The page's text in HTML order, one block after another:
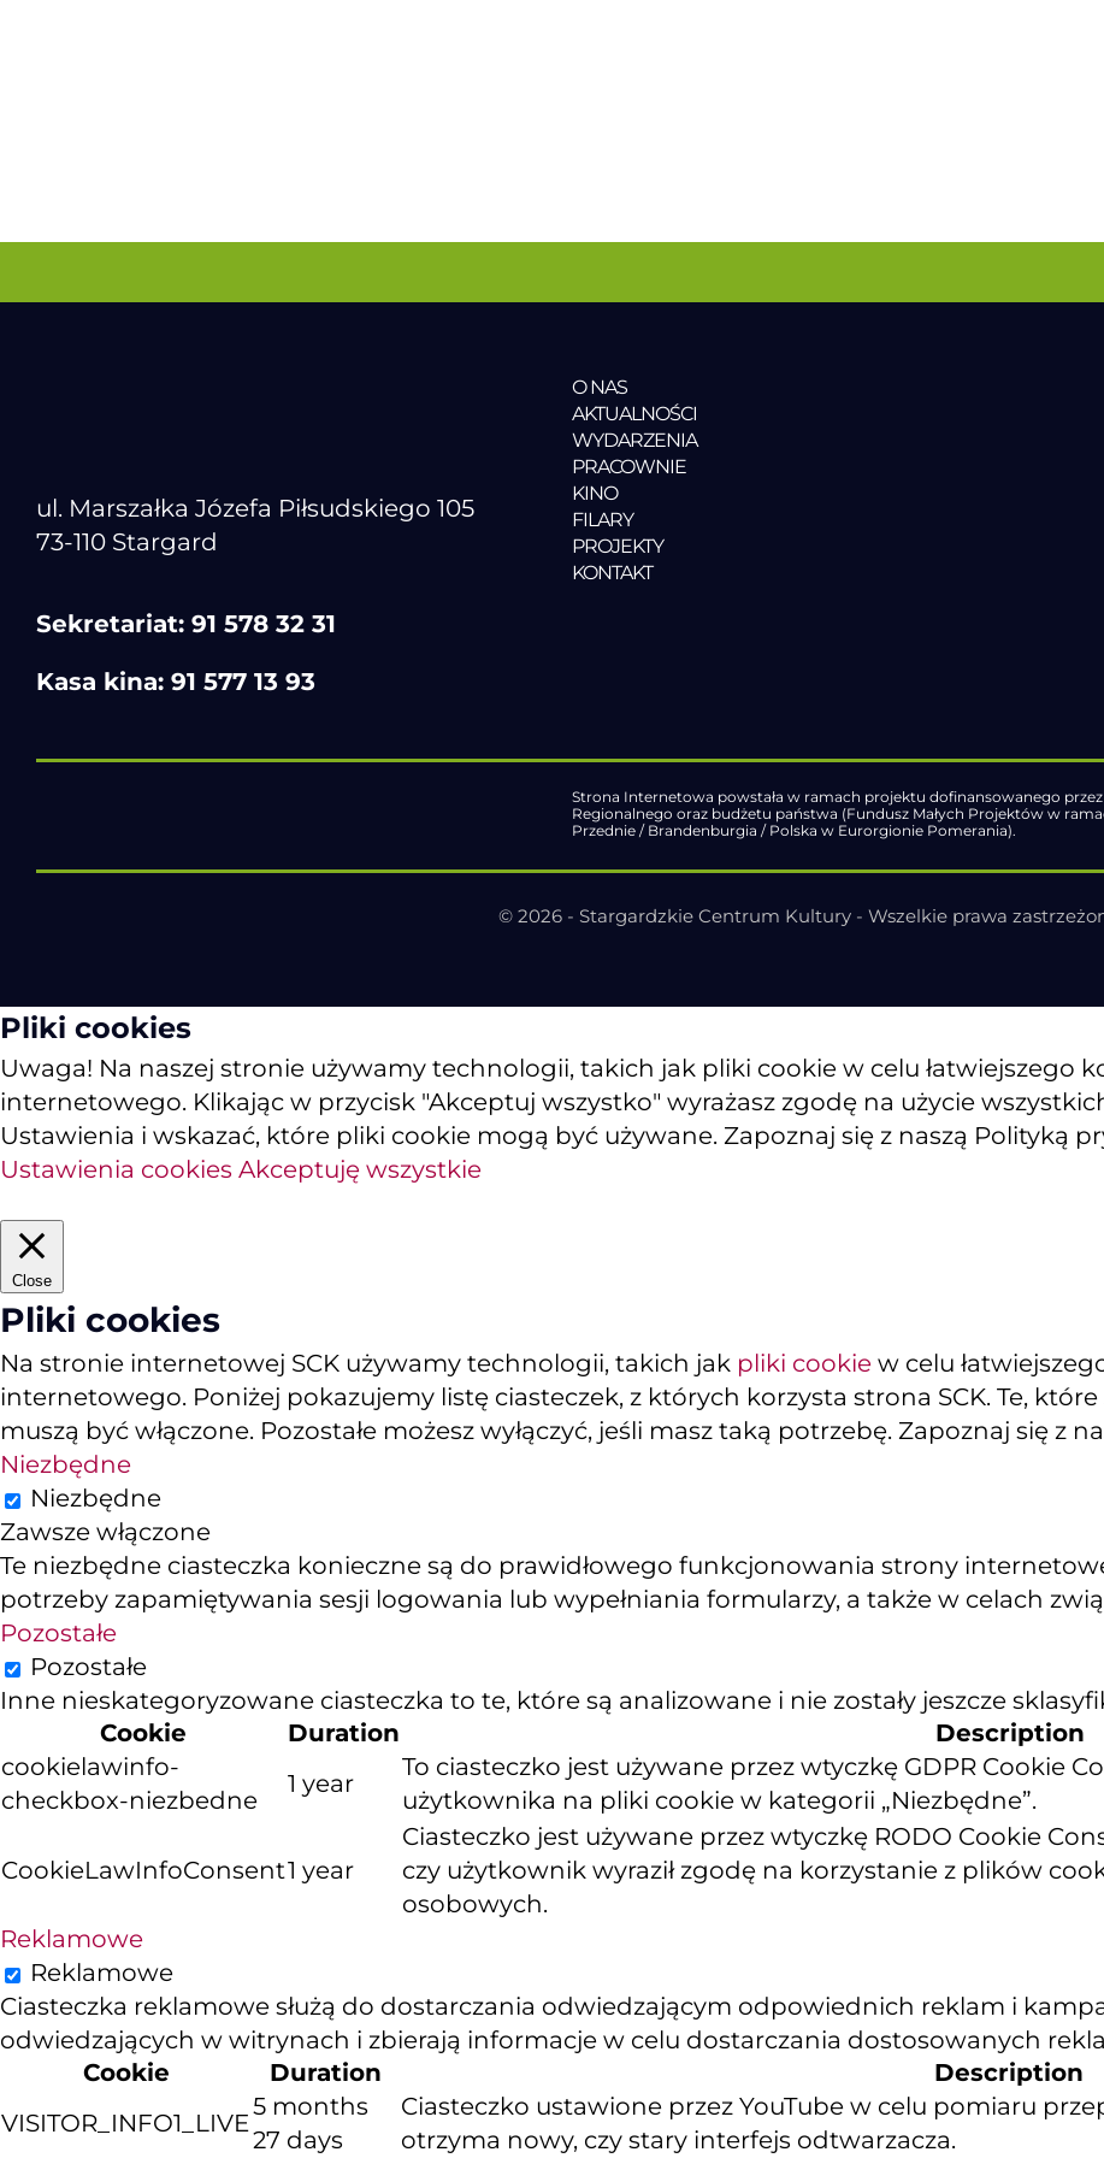
ul. Marszałka Józefa Piłsudskiego 105
73-110 Stargard
Sekretariat: 91 578 32 31
Kasa kina: 91 577 13 93
O NAS
AKTUALNOŚCI
WYDARZENIA
PRACOWNIE
KINO
FILARY
PROJEKTY
KONTAKT
Strona Internetowa powstała w ramach projektu dofinansowanego
Regionalnego oraz budżetu państwa (Fundusz Małych Projektów w
Przednie / Brandenburgia / Polska w Eurorgionie Pomerania).
© 2026 - Stargardzkie Centrum Kultury - Wszelkie prawa
Pliki cookies
Uwaga! Na naszej stronie używamy technologii, takich jak pliki cookie w celu łatwiejszego
internetowego. Klikając w przycisk "Akceptuj wszystko" wyrażasz zgodę na użycie
Ustawienia i wskazać, które pliki cookie mogą być używane. Zapoznaj się z naszą Polityką
Ustawienia cookies Akceptuję wszystkie
Close
Pliki cookies
Na stronie internetowej SCK używamy technologii, takich jak pliki cookie w celu
internetowego. Poniżej pokazujemy listę ciasteczek, z których korzysta strona SCK. Te,
muszą być włączone. Pozostałe możesz wyłączyć, jeśli masz taką potrzebę. Zapoznaj się z
Niezbędne
Niezbędne
Zawsze włączone
Te niezbędne ciasteczka konieczne są do prawidłowego funkcjonowania strony
potrzeby zapamiętywania sesji logowania lub wypełniania formularzy, a także w celach
Pozostałe
Pozostałe
Inne nieskategoryzowane ciasteczka to te, które są analizowane i nie zostały jeszcze
Cookie
Duration
Description
cookielawinfo-
checkbox-niezbedne
1 year
To ciasteczko jest używane przez wtyczkę GDPR Cookie
użytkownika na pliki cookie w kategorii „Niezbędne”.
CookieLawInfoConsent1 year
Ciasteczko jest używane przez wtyczkę RODO Cookie
czy użytkownik wyraził zgodę na korzystanie z plików
osobowych.
Reklamowe
Reklamowe
Ciasteczka reklamowe służą do dostarczania odwiedzającym odpowiednich reklam i
odwiedzających w witrynach i zbierają informacje w celu dostarczania dostosowanych
Cookie
Duration
Description
VISITOR_INFO1_LIVE
5 months
27 days
Ciasteczko ustawione przez YouTube w celu pomiaru
otrzyma nowy, czy stary interfejs odtwarzacza.